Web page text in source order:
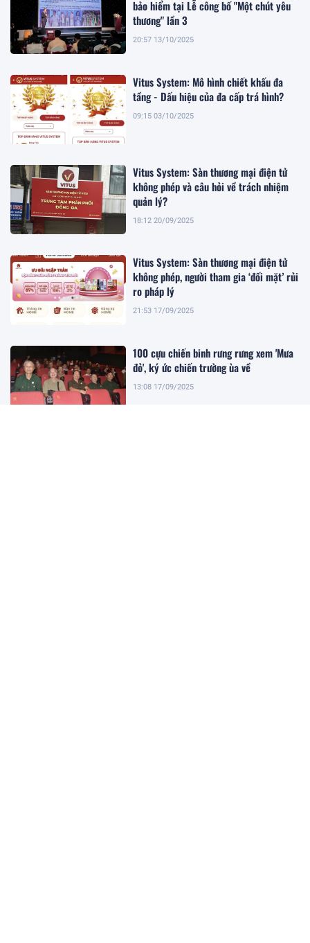
bảo hiểm tại Lễ công bố "Một chút yêu
thương" lần 3
20:57 13/10/2025
Vitus System: Mô hình chiết khấu đa
tầng - Dấu hiệu của đa cấp trá hình?
09:15 03/10/2025
Vitus System: Sàn thương mại điện tử
không phép và câu hỏi về trách nhiệm
quản lý?
18:12 20/09/2025
Vitus System: Sàn thương mại điện tử
không phép, người tham gia ‘đối mặt’ rủi
ro pháp lý
21:53 17/09/2025
100 cựu chiến binh rưng rưng xem 'Mưa
đỏ', ký ức chiến trường ùa về
13:08 17/09/2025